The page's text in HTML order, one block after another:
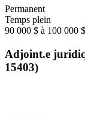
Permanent
Temps plein
90 000 $ à 100 000
Adjoint.e
15403)